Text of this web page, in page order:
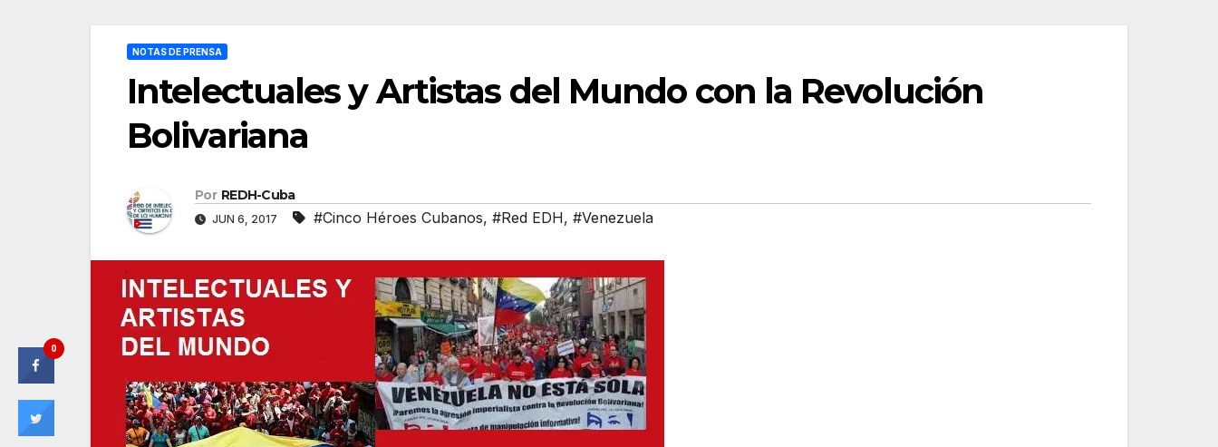
NOTAS DE PRENSA
Intelectuales y Artistas del Mundo con la Revolución
Bolivariana
Por REDH-Cuba
JUN 6, 2017 #Cinco Héroes Cubanos, #Red EDH, #Venezuela
0